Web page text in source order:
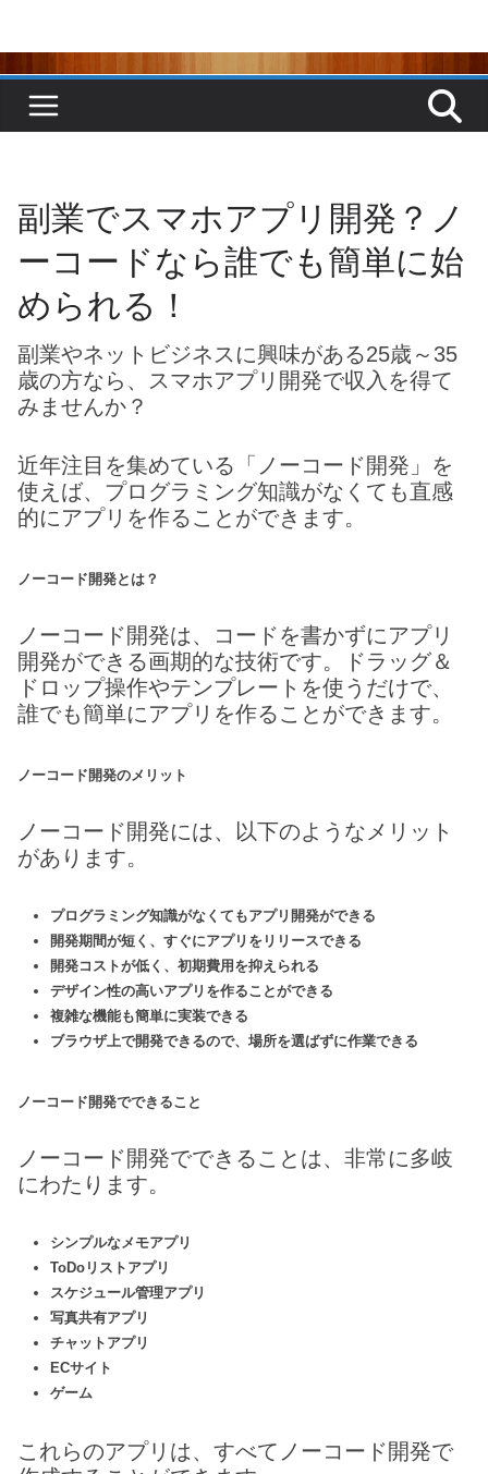
ン
ツ
副業でスマホアプリ開発？ノ
ーコードなら誰でも簡単に始
められる！
副業やネットビジネスに興味がある25歳～35
歳の方なら、スマホアプリ開発で収入を得て
みませんか？
近年注目を集めている「ノーコード開発」を
使えば、プログラミング知識がなくても直感
的にアプリを作ることができます。
ノーコード開発とは？
ノーコード開発は、コードを書かずにアプリ
開発ができる画期的な技術です。ドラッグ＆
ドロップ操作やテンプレートを使うだけで、
誰でも簡単にアプリを作ることができます。
ノーコード開発のメリット
ノーコード開発には、以下のようなメリット
があります。
プログラミング知識がなくてもアプリ開発ができる
開発期間が短く、すぐにアプリをリリースできる
開発コストが低く、初期費用を抑えられる
デザイン性の高いアプリを作ることができる
複雑な機能も簡単に実装できる
ブラウザ上で開発できるので、場所を選ばずに作業できる
ノーコード開発でできること
ノーコード開発でできることは、非常に多岐
にわたります。
シンプルなメモアプリ
ToDoリストアプリ
スケジュール管理アプリ
写真共有アプリ
チャットアプリ
ECサイト
ゲーム
これらのアプリは、すべてノーコード開発で